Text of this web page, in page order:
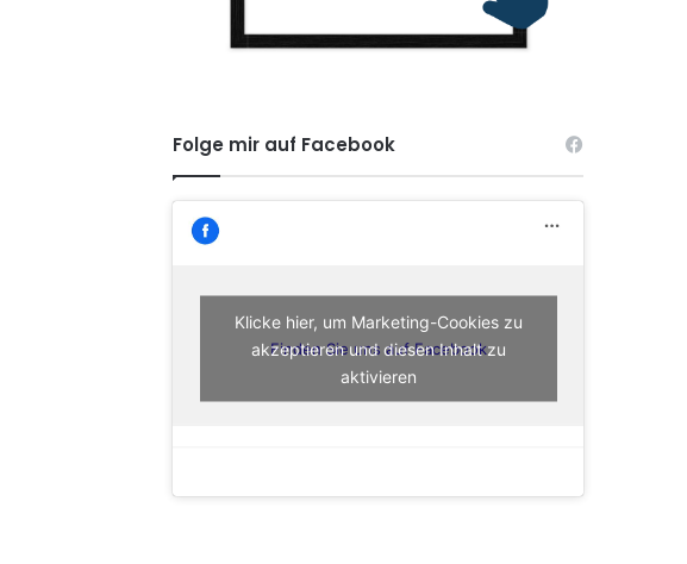
Folge mir auf Facebook
Finden Sie uns auf Facebook
Klicke hier, um Marketing-Cookies zu
akzeptieren und diesen Inhalt zu
aktivieren